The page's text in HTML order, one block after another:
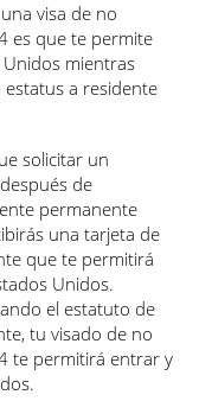
visa de no
es que te permite
mientras
a residente
solicitar un
de
permanente
una tarjeta de
que te permitirá
Unidos.
el estatuto de
tu visado de no
te permitirá entrar y